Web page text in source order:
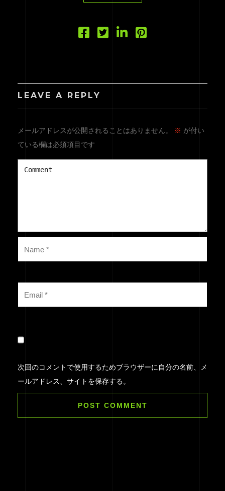
LEAVE A REPLY
メールアドレスが公開されることはありません。 ※ が付い
ている欄は必須項目です
次回のコメントで使用するためブラウザーに自分の名前、メ
ールアドレス、サイトを保存する。